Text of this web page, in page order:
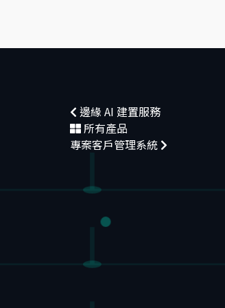
邊緣 AI 建置服務
所有產品
專案客戶管理系統